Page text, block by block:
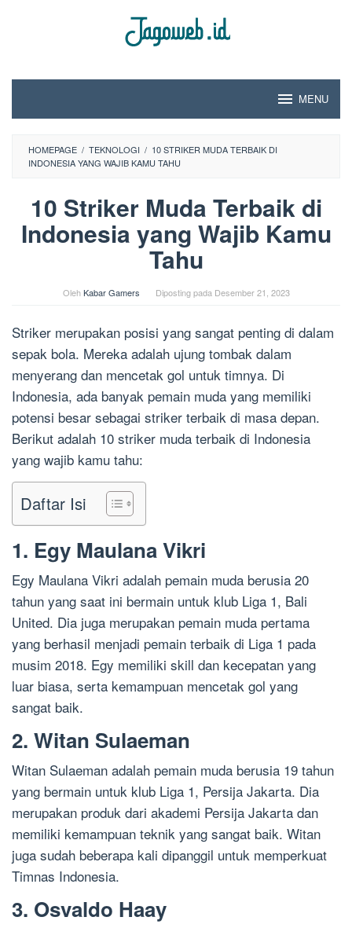
MENU
HOMEPAGE / TEKNOLOGI / 10 STRIKER MUDA TERBAIK DI
INDONESIA YANG WAJIB KAMU TAHU
10 Striker Muda Terbaik di
Indonesia yang Wajib Kamu
Tahu
OlehKabar Gamers Diposting pada Desember 21, 2023
Striker merupakan posisi yang sangat penting di dalam
sepak bola. Mereka adalah ujung tombak dalam
menyerang dan mencetak gol untuk timnya. Di
Indonesia, ada banyak pemain muda yang memiliki
potensi besar sebagai striker terbaik di masa depan.
Berikut adalah 10 striker muda terbaik di Indonesia
yang wajib kamu tahu:
Daftar Isi
1. Egy Maulana Vikri
Egy Maulana Vikri adalah pemain muda berusia 20
tahun yang saat ini bermain untuk klub Liga 1, Bali
United. Dia juga merupakan pemain muda pertama
yang berhasil menjadi pemain terbaik di Liga 1 pada
musim 2018. Egy memiliki skill dan kecepatan yang
luar biasa, serta kemampuan mencetak gol yang
sangat baik.
2. Witan Sulaeman
Witan Sulaeman adalah pemain muda berusia 19 tahun
yang bermain untuk klub Liga 1, Persija Jakarta. Dia
merupakan produk dari akademi Persija Jakarta dan
memiliki kemampuan teknik yang sangat baik. Witan
juga sudah beberapa kali dipanggil untuk memperkuat
Timnas Indonesia.
3. Osvaldo Haay